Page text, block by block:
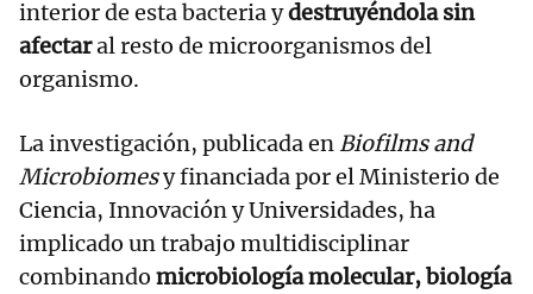
interior de esta bacteria ydestruyéndola sin
afectaral resto de microorganismos del
organismo.
La investigación, publicada en Biofilms and
Microbiomesy financiada por el Ministerio de
Ciencia, Innovación y Universidades, ha
implicado un trabajo multidisciplinar
combinando microbiología molecular, biología